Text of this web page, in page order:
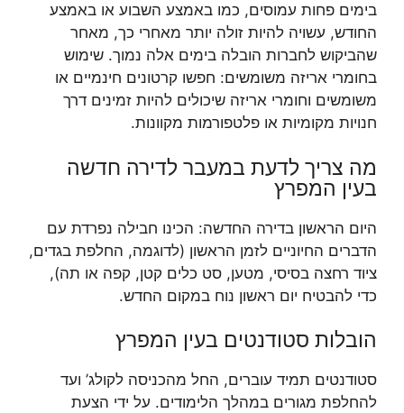
בימים פחות עמוסים, כמו באמצע השבוע או באמצע
החודש, עשויה להיות זולה יותר מאחרי כך, מאחר
שהביקוש לחברות הובלה בימים אלה נמוך. שימוש
בחומרי אריזה משומשים: חפשו קרטונים חינמיים או
משומשים וחומרי אריזה שיכולים להיות זמינים דרך
חנויות מקומיות או פלטפורמות מקוונות.
מה צריך לדעת במעבר לדירה חדשה
בעין המפרץ
היום הראשון בדירה החדשה: הכינו חבילה נפרדת עם
הדברים החיוניים לזמן הראשון (לדוגמה, החלפת בגדים,
ציוד רחצה בסיסי, מטען, סט כלים קטן, קפה או תה),
כדי להבטיח יום ראשון נוח במקום החדש.
הובלות סטודנטים בעין המפרץ
סטודנטים תמיד עוברים, החל מהכניסה לקולג’ ועד
להחלפת מגורים במהלך הלימודים. על ידי הצעת